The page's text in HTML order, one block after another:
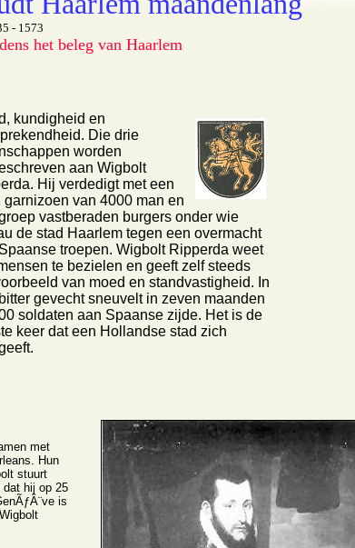
- 1573
het beleg van Haarlem
kundigheid en
Die drie
worden
aan Wigbolt
Hij verdedigt met een
garnizoen van 4000 man en
vastberaden burgers onder wie
de stad Haarlem tegen een overmacht
troepen. Wigbolt Ripperda weet
te bezielen en geeft zelf steeds
van moed en standvastigheid. In
gevecht sneuvelt in zeven maanden
soldaten aan Spaanse zijde. Het is de
keer dat een Hollandse stad zich
met
Hun
stuurt
dat hij op 25
is